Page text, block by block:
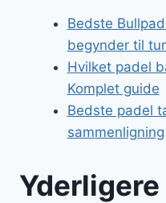
Bedste
begynder til
Hvilket padel
Komplet guide
Bedste padel
sammenligning